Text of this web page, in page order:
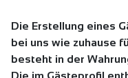
Die Erstellung eines
bei uns wie zuhause
besteht in der